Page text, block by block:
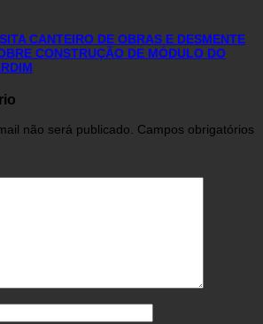
CANTEIRO DE OBRAS E DESMENTE
CONSTRUÇÃO DE MÓDULO DO
não será publicado. Campos obrigatórios